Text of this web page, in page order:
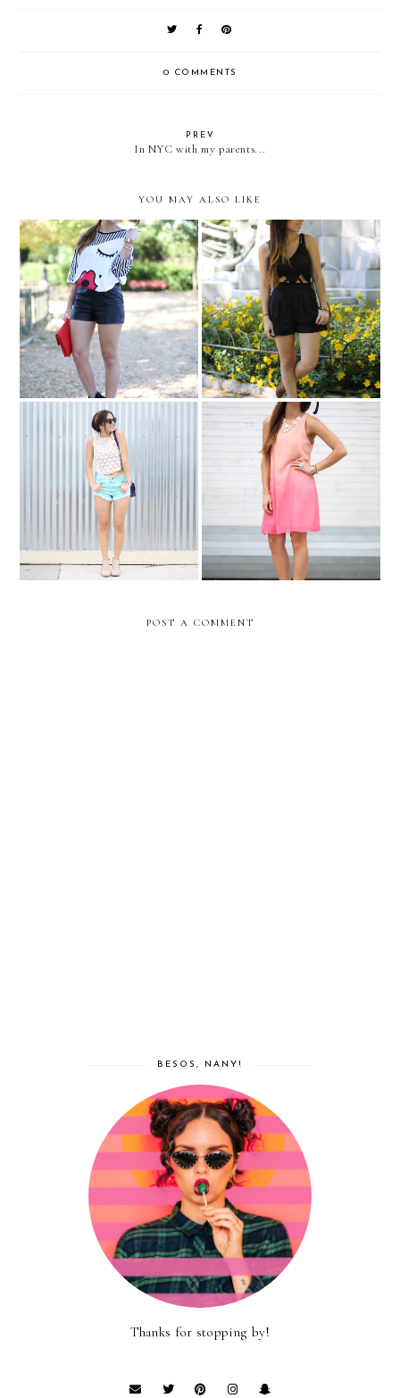
0 COMMENTS
PREV
In NYC with my parents...
YOU MAY ALSO LIKE
Lips and eyelashes Spain. First stop:
Mint, purple, and crochet... GRADUATION 2013....
POST A COMMENT
BESOS, NANY!
Thanks for stopping by!